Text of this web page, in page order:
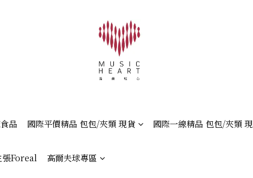
品 國際平價精品 包包/夾類 現貨 國際一線精品 包包/夾類
張Foreal 高爾夫球專區